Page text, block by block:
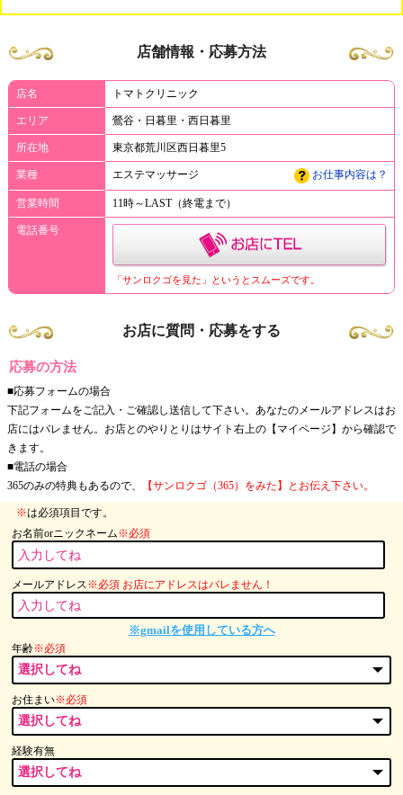
店舗情報・応募方法
店名 トマトクリニック
エリア 鶯谷・日暮里・西日暮里
所在地 東京都荒川区西日暮里5
業種 エステマッサージ お仕事内容は？
営業時間 11時～LAST（終電まで）
電話番号
「サンロクゴを見た」というとスムーズです。
お店に質問・応募をする
応募の方法
■応募フォームの場合
下記フォームをご記入・ご確認し送信して下さい。あなたのメールアドレスはお
店にはバレません。お店とのやりとりはサイト右上の【マイページ】から確認で
きます。
■電話の場合
365のみの特典もあるので、
【サンロクゴ（365）をみた】とお伝え下さい。
※は必須項目です。
お名前orニックネーム※必須
メールアドレス※必須 お店にアドレスはバレません！
※gmailを使用している方へ
年齢※必須
お住まい※必須
経験有無